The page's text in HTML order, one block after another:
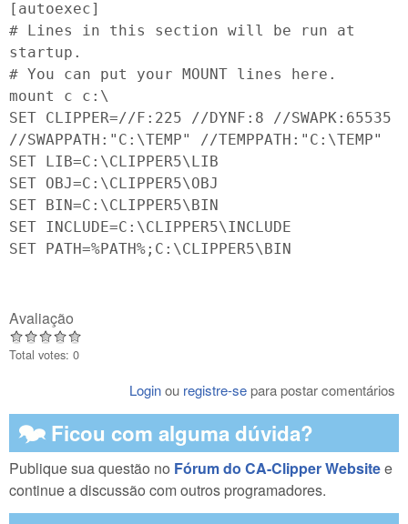
[autoexec]
# Lines in this section will be run at
startup.
# You can put your MOUNT lines here.
mount c c:\
SET CLIPPER=//F:225 //DYNF:8 //SWAPK:65535
//SWAPPATH:"C:\TEMP" //TEMPPATH:"C:\TEMP"
SET LIB=C:\CLIPPER5\LIB
SET OBJ=C:\CLIPPER5\OBJ
SET BIN=C:\CLIPPER5\BIN
SET INCLUDE=C:\CLIPPER5\INCLUDE
SET PATH=%PATH%;C:\CLIPPER5\BIN
Avaliação
Total votes: 0
Loginou registre-separa postar comentários
🗫 Ficou com alguma dúvida?
Publique sua questão no Fórum do CA-Clipper Websitee
continue a discussão com outros programadores.